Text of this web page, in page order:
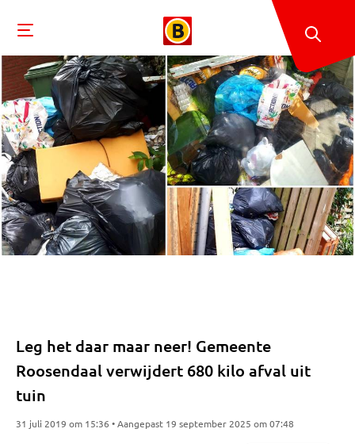
Leg het daar maar neer! Gemeente
Roosendaal verwijdert 680 kilo afval uit
tuin
31 juli 2019 om 15:36 • Aangepast 19 september 2025 om 07:48